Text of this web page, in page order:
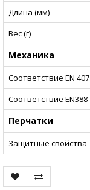
Длина (мм)
Вес (г)
Механика
Соответствие EN 407
Соответствие EN388
Перчатки
Защитные свойства